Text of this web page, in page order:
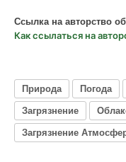
Ссылка на авторство
Как ссылаться на
Природа Погода
Загрязнение
Загрязнение